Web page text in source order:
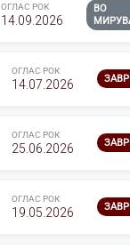
ОГЛАС РОК
14.09.2026
ВО
ОГЛАС РОК
14.07.2026
ОГЛАС РОК
25.06.2026
ОГЛАС РОК
19.05.2026